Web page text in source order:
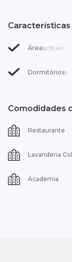
Área52.75 m²
Dormitórios1
Comodidades
Restaurante
Lavanderia
Academia